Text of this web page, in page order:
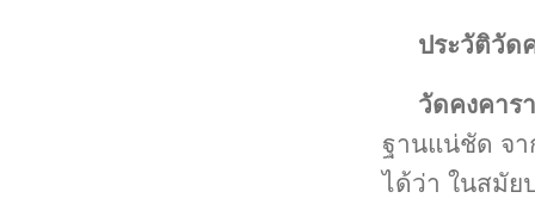
ประวัติวัด
วัดคงคาร
ฐานแน่ชัด จา
ได้ว่า ในสมัย